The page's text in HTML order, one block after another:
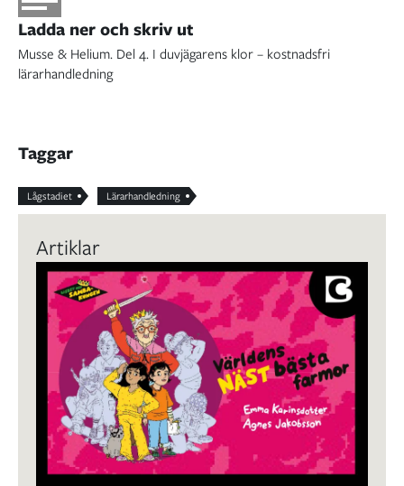
Ladda ner och skriv ut
Musse & Helium. Del 4. I duvjägarens klor – kostnadsfri
lärarhandledning
Taggar
Lågstadiet Lärarhandledning
Artiklar